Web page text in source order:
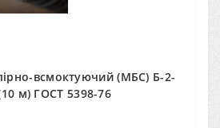
всмоктуючий (МБС) Б-2-
м) ГОСТ 5398-76